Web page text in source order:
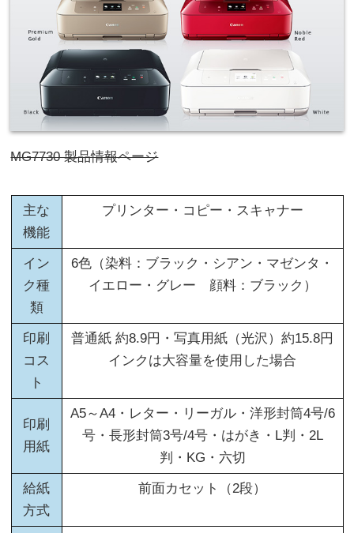
MG7730 製品情報ページ
主な
機能
プリンター・コピー・スキャナー
イン
ク種
類
6色（染料：ブラック・シアン・マゼンタ・
イエロー・グレー 顔料：ブラック）
印刷
コス
ト
普通紙 約8.9円・写真用紙（光沢）約15.8円
インクは大容量を使用した場合
印刷
用紙
A5～A4・レター・リーガル・洋形封筒4号/6
号・長形封筒3号/4号・はがき・L判・2L
判・KG・六切
給紙
方式
前面カセット（2段）